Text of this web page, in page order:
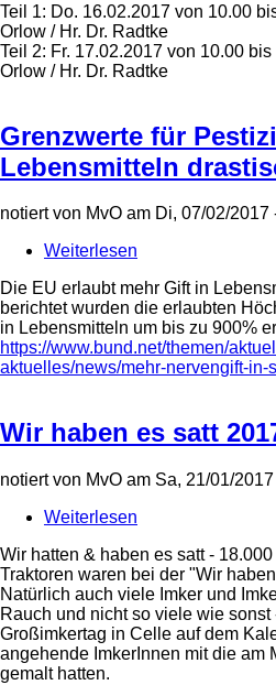
-
Lehrgang
hat
noch
Teil 1: Do. 16.02.2017 von 10.00
Orlow / Hr. Dr. Radtke
Teil 2: Fr. 17.02.2017 von 10.00
Orlow / Hr. Dr. Radtke
Grenzwerte für
Lebensmitteln
notiert von MvO am Di, 07/02/2017
Weiterlesen
für
Pestizide
in
Lebensmitteln
drastisch
Die EU erlaubt mehr Gift in
berichtet wurden die erlaubten
in Lebensmitteln um bis zu 900%
https://www.bund.net/themen/
aktuelles/news/mehr-nervengift-
Wir haben es satt
notiert von MvO am Sa, 21/01/
Weiterlesen
haben
es
satt
2017
Wir hatten & haben es satt -
Traktoren waren bei der "Wir
Natürlich auch viele Imker und
Rauch und nicht so viele wie
Großimkertag in Celle auf dem
angehende ImkerInnen mit die am
gemalt hatten.